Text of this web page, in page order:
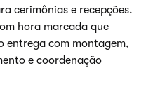
cerimônias e recepções.
hora marcada que
entrega com montagem,
e coordenação